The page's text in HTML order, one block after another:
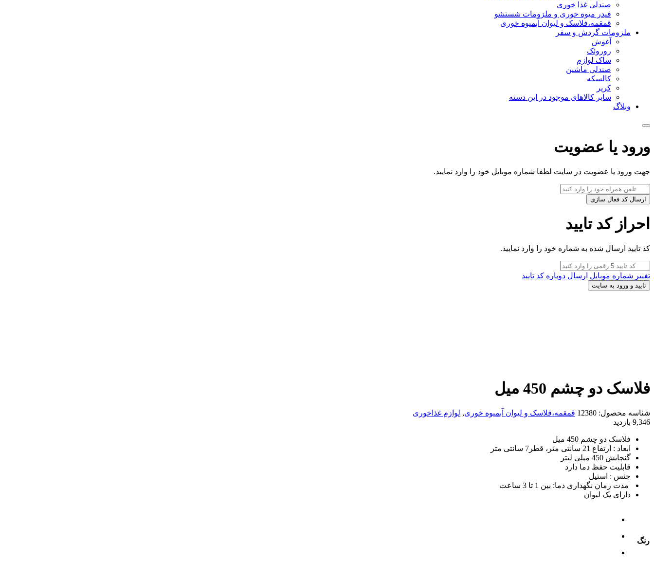
صندلی غذا خوری
فیدر میوه خوری و ملزومات شستشو
قمقمه،فلاسک و لیوان آبمیوه خوری
ملزومات گردش و سفر
آغوش
روروئک
ساک لوازم
صندلی ماشین
کالسکه
کریر
سایر کالاهای موجود در این دسته
وبلاگ
ورود یا عضویت
جهت ورود یا عضویت در سایت لطفا شماره موبایل خود را وارد نمایید.
ارسال کد فعال سازی
احراز کد تایید
کد تایید ارسال شده به شماره خود را وارد نمایید.
تغییر شماره موبایل ارسال دوباره کد تایید
تایید و ورود به سایت
فلاسک دو چشم 450 میل
شناسه محصول: 12380 قمقمه،فلاسک و لیوان آبمیوه خوری, لوازم غذاخوری
9,346 بازدید
فلاسک دو چشم 450 میل
ابعاد : ارتفاع 21 سانتی متر، قطر7 سانتی متر
گنجایش 450 میلی لیتر
قابلیت حفظ دما دارد
جنس : استیل
مدت زمان نگهداری دما: بین 1 تا 3 ساعت
دارای یک لیوان
رنگ